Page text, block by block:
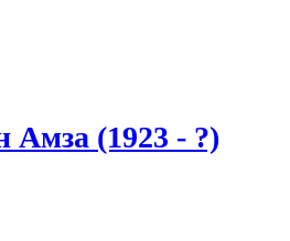
Амза (1923 - ?)